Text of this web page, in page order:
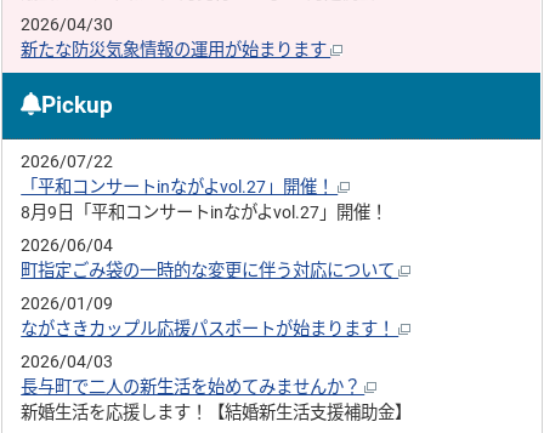
2026/04/30
新たな防災気象情報の運用が始まります
Pickup
2026/07/22
「平和コンサートinながよvol.27」開催！
8月9日「平和コンサートinながよvol.27」開催！
2026/06/04
町指定ごみ袋の一時的な変更に伴う対応について
2026/01/09
ながさきカップル応援パスポートが始まります！
2026/04/03
長与町で二人の新生活を始めてみませんか？
新婚生活を応援します！【結婚新生活支援補助金】